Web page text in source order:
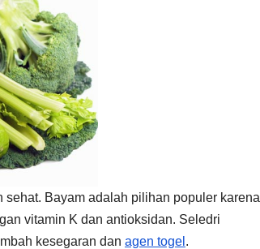
Bayam adalah pilihan populer karena
vitamin K dan antioksidan. Seledri
kesegaran dan agen togel .